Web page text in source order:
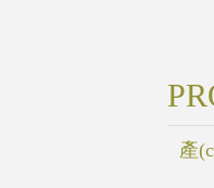
產